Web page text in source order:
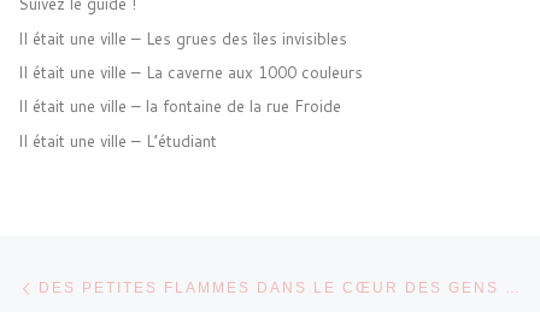
Il était une ville – Les grues des îles invisibles
Il était une ville – La caverne aux 1000 couleurs
Il était une ville – la fontaine de la rue Froide
Il était une ville – L’étudiant
Parcourir les articles DES PETITES FLAMMES DANS LE CŒUR DES GENS – LFDN